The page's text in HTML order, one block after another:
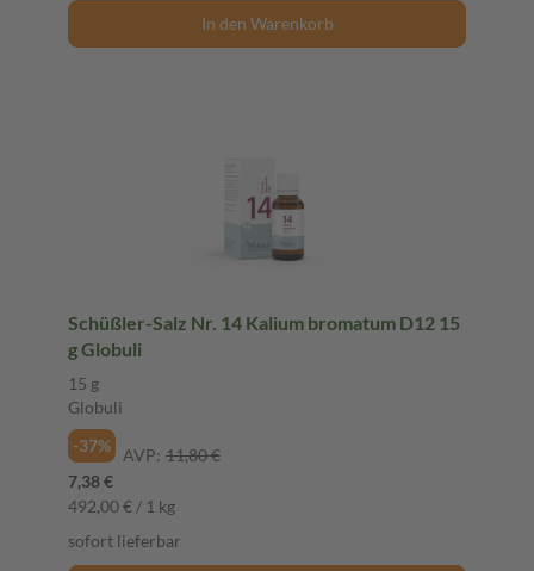
In den Warenkorb
Schüßler-Salz Nr. 14 Kalium bromatum D12 15
g Globuli
15 g
Globuli
-37%
AVP: 11,80 €
7,38 €
492,00 € / 1 kg
sofort lieferbar